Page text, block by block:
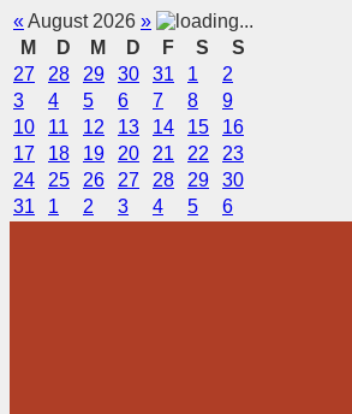
«August 2026 »
M
D M D F S
S
27
28 29 30 31 1
2
3
4 5 6 7 8
9
10
11 12 13 14 15
16
17
18 19 20 21 22
23
24
25 26 27 28 29
30
31
1 2 3 4 5 6